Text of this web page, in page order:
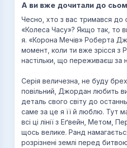
А ви вже дочитали до
Чесно, хто з вас тримався до
«Колеса Часу»? Якщо так, то
я. «Корона Мечів» Роберта
момент, коли ти вже зрісся з
настільки, що переживаєш за
Серія величезна, не буду
повільний, Джордан любить
деталь свого світу до
саме за це я її й люблю. Тут
всі ці лінії з Еґвейн, Метом,
щось велике. Ранд
розрізнені землі перед